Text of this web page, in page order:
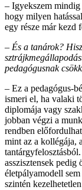
– Igyekszem
hogy milyen
egy része már kezd
– És a tanárok?
pedagógusnak
– Ez a pedagógus-
ismeri el, ha valaki
diplomája vagy
jobban végzi a
rendben
mint az a kollégája,
asszisztensek pedig
életpályamodell
szintén